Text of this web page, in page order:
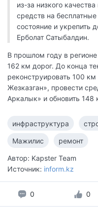
из-за низкого
средств на
состояние и укрепить
Ерболат Сатыбалдин.
В прошлом году в
162 км дорог. До конца
реконструировать 100
Жезказган», провести
Аркалык» и обновить 148
инфраструктура
Мажилис ремонт
Автор: Kapster Team
Источник: inform.kz
0 0